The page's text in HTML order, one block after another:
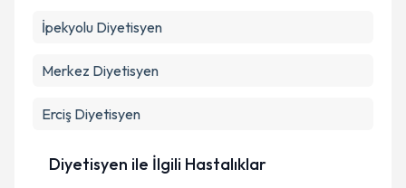
İpekyolu Diyetisyen
Merkez Diyetisyen
Erciş Diyetisyen
Diyetisyen ile İlgili Hastalıklar